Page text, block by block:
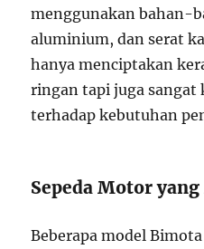
menggunakan bahan-
aluminium, dan serat
hanya menciptakan
ringan tapi juga sangat
terhadap kebutuhan
Sepeda Motor
Beberapa model